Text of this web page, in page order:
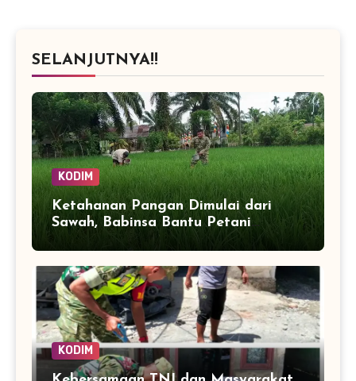
SELANJUTNYA!!
KODIM
Ketahanan Pangan Dimulai dari
Sawah, Babinsa Bantu Petani
Kendalikan Hama Tanaman
KODIM